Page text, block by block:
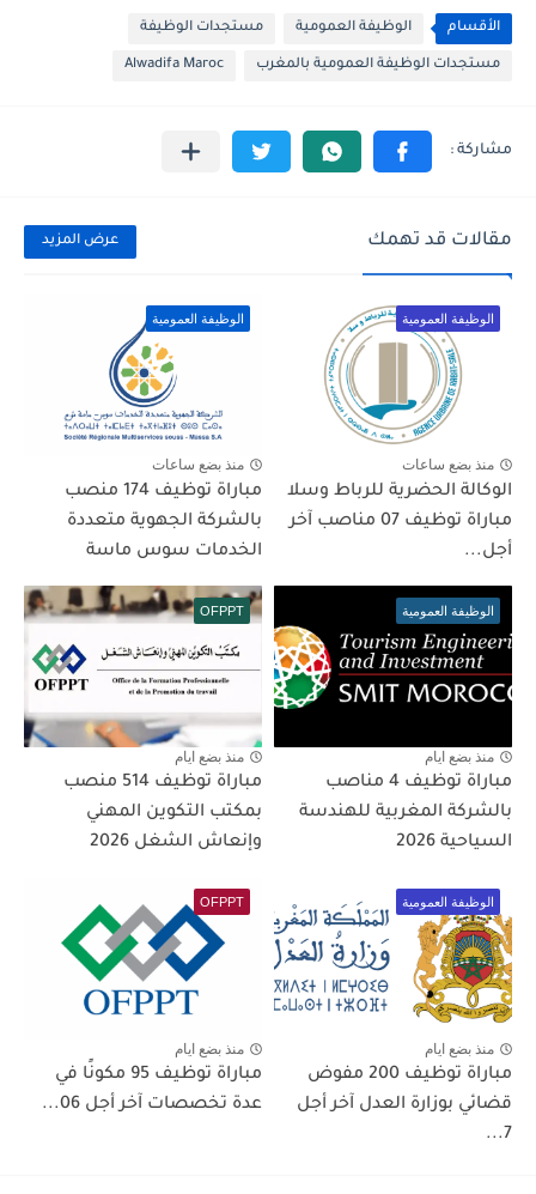
الأقسام الوظيفة العمومية مستجدات الوظيفة
مستجدات الوظيفة العمومية بالمغرب Alwadifa Maroc
مقالات قد تهمك عرض المزيد
الوظيفة العمومية
منذ بضع ساعات
الوكالة الحضرية للرباط وسلا
مباراة توظيف 07 مناصب آخر
أجل...
الوظيفة العمومية
منذ بضع ساعات
مباراة توظيف 174 منصب
بالشركة الجهوية متعددة
الخدمات سوس ماسة
الوظيفة العمومية
منذ بضع ايام
مباراة توظيف 4 مناصب
بالشركة المغربية للهندسة
السياحية 2026
OFPPT
منذ بضع ايام
مباراة توظيف 514 منصب
بمكتب التكوين المهني
وإنعاش الشغل 2026
الوظيفة العمومية
منذ بضع ايام
مباراة توظيف 200 مفوض
قضائي بوزارة العدل آخر أجل
7...
OFPPT
منذ بضع ايام
مباراة توظيف 95 مكونًا في
عدة تخصصات آخر أجل 06...